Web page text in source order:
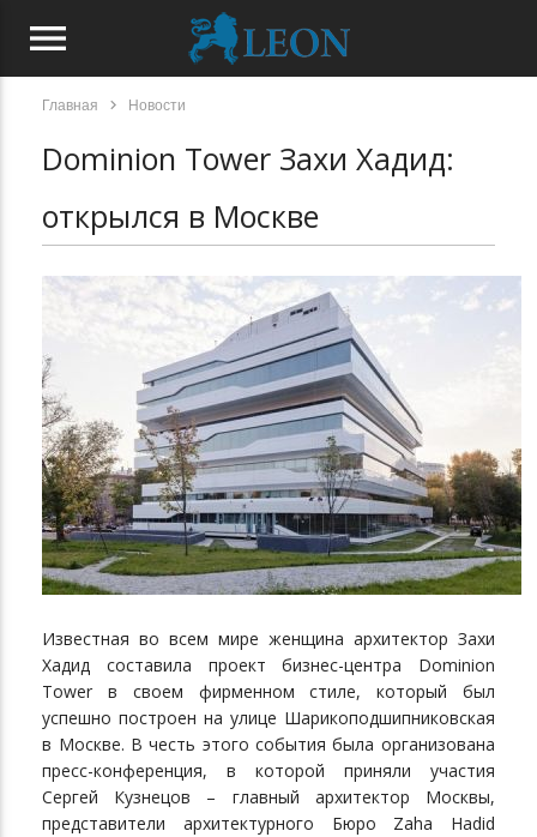
menu
Главная chevron_right Новости
Dominion Tower Захи Хадид:
открылся в Москве
Известная во всем мире женщина архитектор Захи
Хадид составила проект бизнес-центра Dominion
Tower в своем фирменном стиле, который был
успешно построен на улице Шарикоподшипниковская
в Москве. В честь этого события была организована
пресс-конференция, в которой приняли участия
Сергей Кузнецов – главный архитектор Москвы,
представители архитектурного Бюро Zaha Hadid